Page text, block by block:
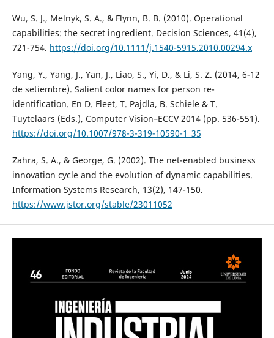
Wu, S. J., Melnyk, S. A., & Flynn, B. B. (2010). Operational
capabilities: the secret ingredient. Decision Sciences, 41(4),
721-754. https://doi.org/10.1111/j.1540-5915.2010.00294.x
Yang, Y., Yang, J., Yan, J., Liao, S., Yi, D., & Li, S. Z. (2014, 6-12
de setiembre). Salient color names for person re-
identification. En D. Fleet, T. Pajdla, B. Schiele & T.
Tuytelaars (Eds.), Computer Vision–ECCV 2014 (pp. 536-551).
https://doi.org/10.1007/978-3-319-10590-1_35
Zahra, S. A., & George, G. (2002). The net-enabled business
innovation cycle and the evolution of dynamic capabilities.
Information Systems Research, 13(2), 147-150.
https://www.jstor.org/stable/23011052